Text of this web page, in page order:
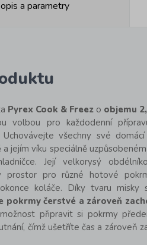
a parametry
Pyrex Cook & Freez o objemu
volbou pro každodenní
Uchovávejte všechny své
jejím víku speciálně
Její velkorysý
prostor pro různé hotové
koláče. Díky tvaru misky
pokrmy čerstvé a zároveň
připravit si pokrmy
čímž ušetříte čas a zároveň